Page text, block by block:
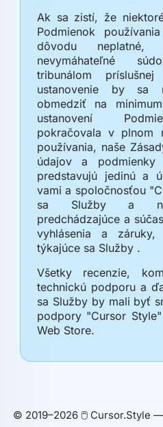
Ak sa zistí, že
Podmienok
dôvodu neplatné,
nevymáhateľné
tribunálom
ustanovenie by sa
obmedziť na
ustanovení
pokračovala v plnom
používania, naše
údajov a podmienky
predstavujú jedinú a
vami a spoločnosťou
sa Služby a
predchádzajúce a
vyhlásenia a
týkajúce sa Služby .
Všetky recenzie,
technickú podporu a
sa Služby by mali byť
podpory "Cursor
Web Store.
© 2019–2026 🖱️ Cursor.Style